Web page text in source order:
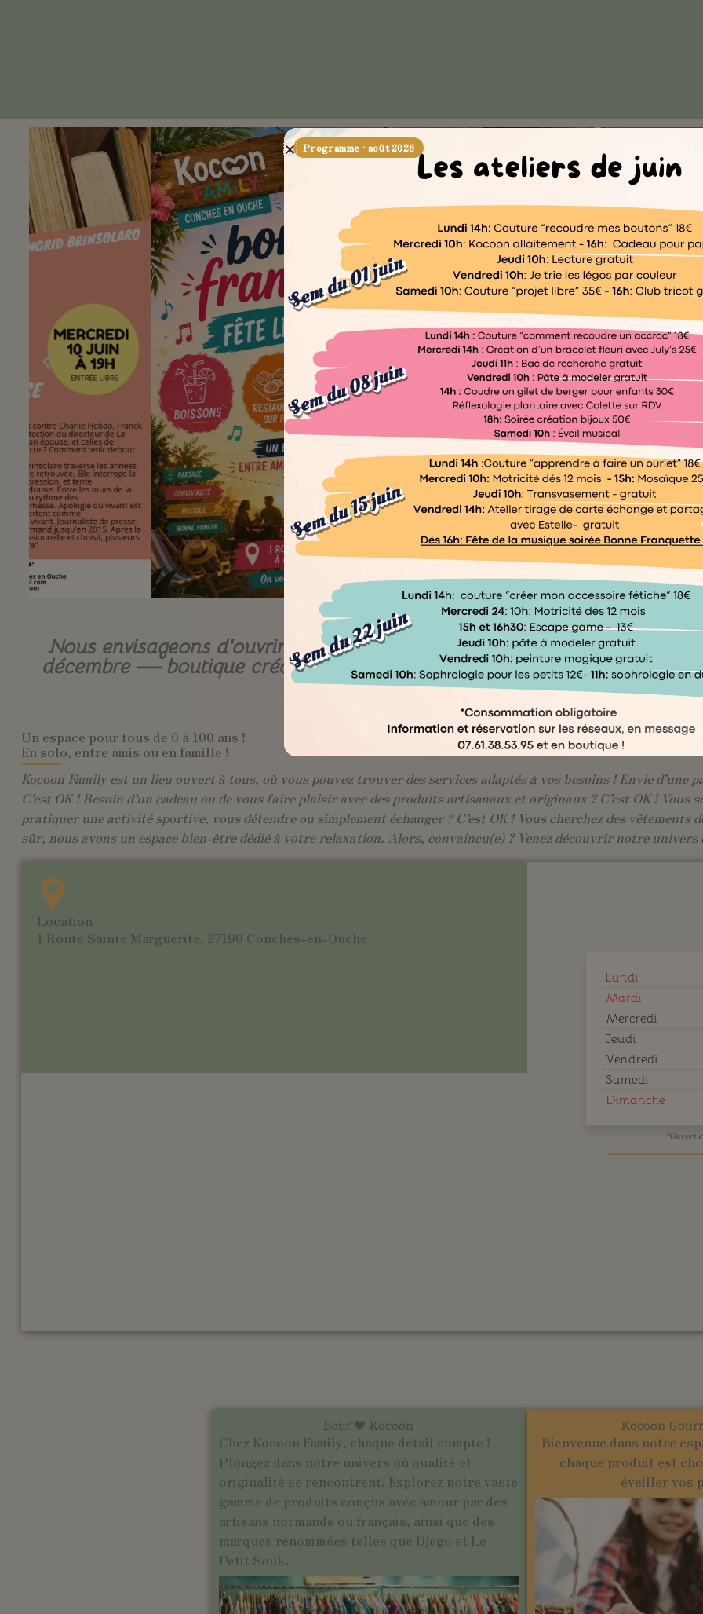
Un projet pour les familles d'Évreux
Nous envisageons d’ouvrir une boutique éphémère Kocoon Family en
décembre — boutique créateurs, coffee shop familial, ateliers et bien-
questionnaire →
Un espace pour tous de 0 à 100 ans !
En solo, entre amis ou en famille !
Kocoon Family est un lieu ouvert à tous, où vous pouvez trouver des services adaptés à vos besoins ! Envie d’une
C’est OK ! Besoin d’un cadeau ou de vous faire plaisir avec des produits artisanaux et originaux ? C’est OK !
pratiquer une activité sportive, vous détendre ou simplement échanger ? C’est OK ! Vous cherchez des vêtements
sûr, nous avons un espace bien-être dédié à votre relaxation. Alors, convaincu(e) ? Venez découvrir notre
Location
1 Route Sainte Marguerite, 27190 Conches-en-Ouche
Lundi
Mardi
Mercredi
Jeudi
Vendredi
Samedi
Dimanche
*Ouvert
Bout'🖤 Kocoon
Chez Kocoon Family, chaque détail compte !
Plongez dans notre univers où qualité et
originalité se rencontrent. Explorez notre vaste
gamme de produits conçus avec amour par des
artisans normands ou français, ainsi que des
marques renommées telles que Djego et Le
Petit Souk.
Kocoon
Bienvenue dans notre
chaque produit est
éveiller vos
Programme · août 2026